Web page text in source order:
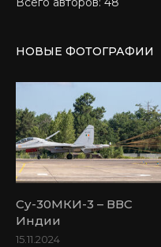
НОВЫЕ ФОТОГРАФИИ
Су-30МКИ-3 – ВВС
Индии
15.11.2024